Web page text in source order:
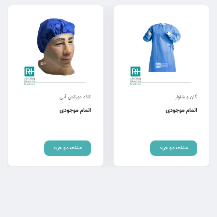
گان و شلوار
اتمام موجودی
مشاهده و خرید
کلاه دورکش آبی
اتمام موجودی
مشاهده و خرید